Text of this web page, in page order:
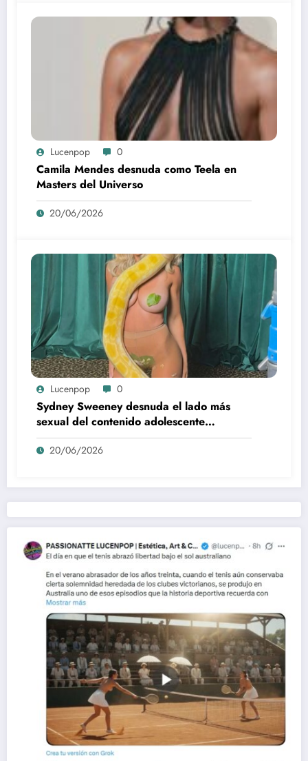
Lucenpop 0
Camila Mendes desnuda como Teela en
Masters del Universo
20/06/2026
Lucenpop 0
Sydney Sweeney desnuda el lado más
sexual del contenido adolescente
(Euphoria, 2026)
20/06/2026